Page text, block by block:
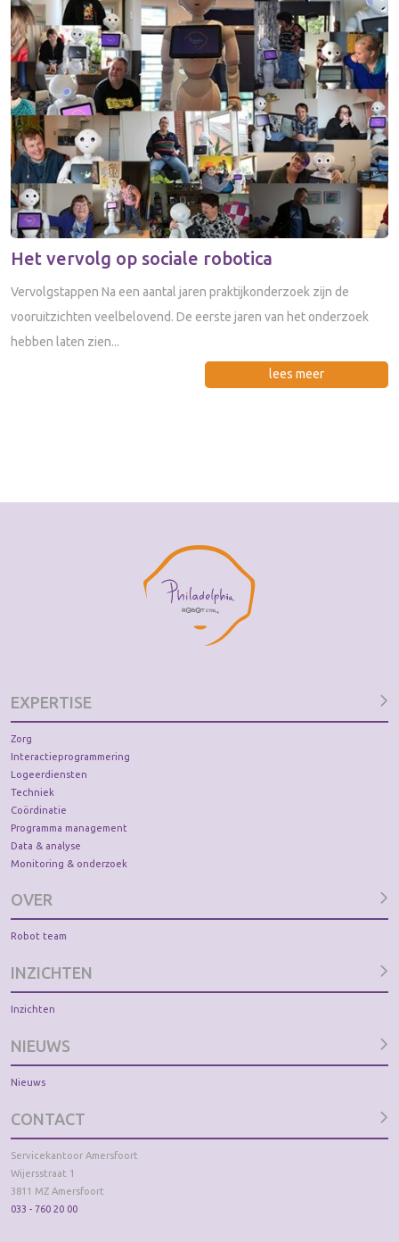
Het vervolg op sociale robotica
Vervolgstappen Na een aantal jaren praktijkonderzoek zijn de
vooruitzichten veelbelovend. De eerste jaren van het onderzoek
hebben laten zien...
lees meer
EXPERTISE
Zorg
Interactieprogrammering
Logeerdiensten
Techniek
Coördinatie
Programma management
Data & analyse
Monitoring & onderzoek
OVER
Robot team
INZICHTEN
Inzichten
NIEUWS
Nieuws
CONTACT
Servicekantoor Amersfoort
Wijersstraat 1
3811 MZ Amersfoort
033 - 760 20 00